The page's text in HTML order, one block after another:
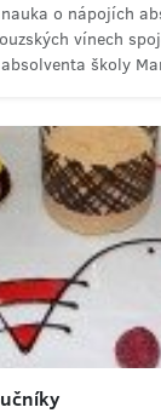
o nápojích
vínech
školy